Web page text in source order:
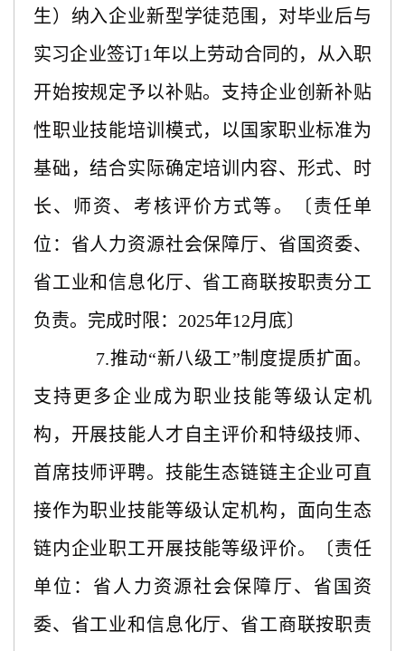
生）纳入企业新型学徒范围，对毕业后与
实习企业签订1年以上劳动合同的，从入职
开始按规定予以补贴。支持企业创新补贴
性职业技能培训模式，以国家职业标准为
基础，结合实际确定培训内容、形式、时
长、师资、考核评价方式等。〔责任单
位：省人力资源社会保障厅、省国资委、
省工业和信息化厅、省工商联按职责分工
负责。完成时限：2025年12月底〕
7.推动“新八级工”制度提质扩面。
支持更多企业成为职业技能等级认定机
构，开展技能人才自主评价和特级技师、
首席技师评聘。技能生态链链主企业可直
接作为职业技能等级认定机构，面向生态
链内企业职工开展技能等级评价。〔责任
单位：省人力资源社会保障厅、省国资
委、省工业和信息化厅、省工商联按职责